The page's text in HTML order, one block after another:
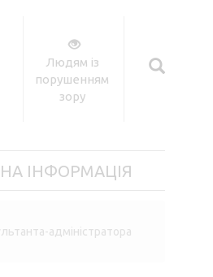
Людям із
порушенням
зору
ІНФОРМАЦІЯ
адміністратора